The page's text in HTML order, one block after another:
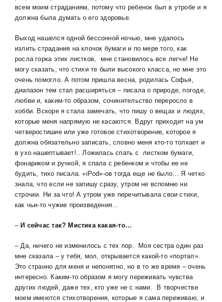
всем моим страданиям, потому что ребенок был в утробе и я
должна была думать о его здоровье.
Выход нашелся одной бессонной ночью, мне удалось
излить страдания на клочок бумаги и по мере того, как
росла горка этих листков, мне становилось все легче! Не
могу сказать, что стихи те были высокого класса, но мне это
очень помогло. А потом пришла весна, родилась Софья,
диапазон тем стал расширяться – писала о природе, погоде,
любви и, каким-то образом, сочинительство переросло в
хобби. Вскоре я стала замечать, что пишу о вещах и людях,
которые меня напрямую не касаются. Вдруг приходит на ум
четверостишие или уже готовое стихотворение, которое я
должна обязательно записать, словно меня кто-то толкает и
в ухо нашептывает!.. Ложилась спать с листком бумаги,
фонариком и ручкой, я спала с ребенком и чтобы ее не
будить, тихо писала. «iPod»-ов тогда еще не было… Я четко
знала, что если не запишу сразу, утром не вспомню ни
строчки. Ни за что! А утром уже перечитывала свои стихи,
как чьи-то чужие произведения…
– И сейчас так? Мистика какая-то…
– Да, ничего не изменилось с тех пор. Моя сестра один раз
мне сказала – у тебя, мол, открывается какой-то «портал».
Это странно для меня и непонятно, но в то же время – очень
интересно. Каким-то образом я могу переживать чувства
других людей, даже тех, кто уже не с нами. В творчестве
моем имеются стихотворения, которые я сама переживаю, и